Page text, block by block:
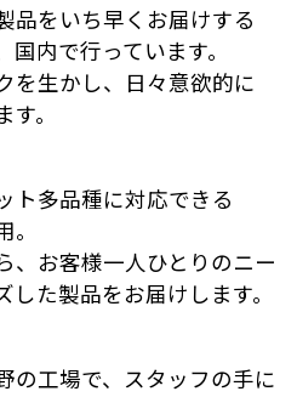
品をいち早くお届けする
内で行っています。
を生かし、日々意欲的に
。
ト多品種に対応できる
。
、お客様一人ひとりのニー
た製品をお届けします。
の工場で、スタッフの手に